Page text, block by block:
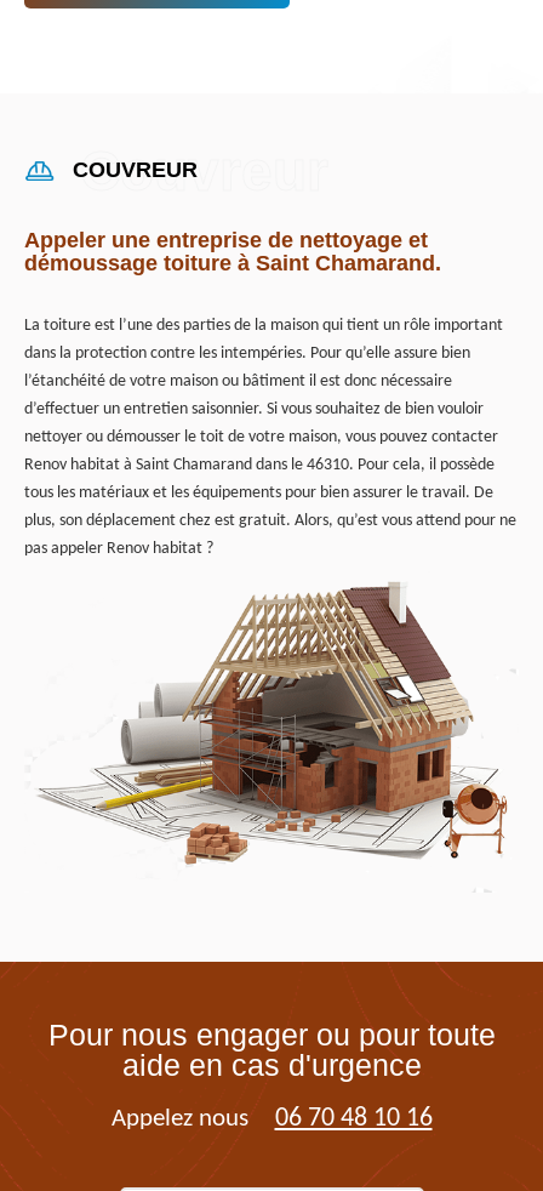
COUVREUR
Appeler une entreprise de nettoyage et
démoussage toiture à Saint Chamarand.
La toiture est l’une des parties de la maison qui tient un rôle important
dans la protection contre les intempéries. Pour qu’elle assure bien
l’étanchéité de votre maison ou bâtiment il est donc nécessaire
d’effectuer un entretien saisonnier. Si vous souhaitez de bien vouloir
nettoyer ou démousser le toit de votre maison, vous pouvez contacter
Renov habitat à Saint Chamarand dans le 46310. Pour cela, il possède
tous les matériaux et les équipements pour bien assurer le travail. De
plus, son déplacement chez est gratuit. Alors, qu’est vous attend pour ne
pas appeler Renov habitat ?
Pour nous engager ou pour toute
aide en cas d'urgence
Appelez nous 06 70 48 10 16